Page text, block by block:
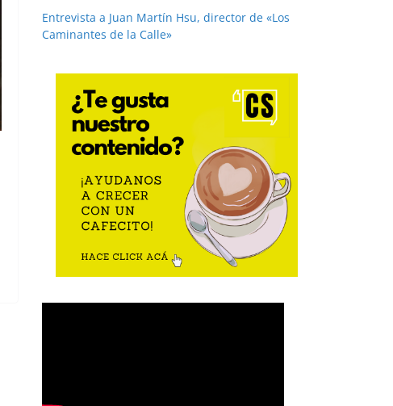
Entrevista a Juan Martín Hsu, director de «Los
Caminantes de la Calle»